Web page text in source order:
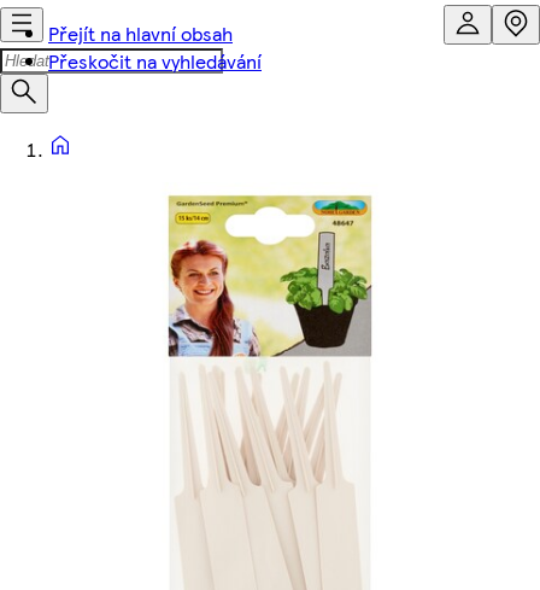
Přejít na hlavní obsah
Přeskočit na vyhledávání